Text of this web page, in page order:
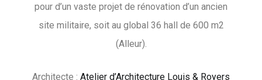
pour d’un vaste projet de rénovation d’un ancien
site militaire, soit au global 36 hall de 600 m2
(Alleur).
Architecte : Atelier d’Architecture Louis & Royers